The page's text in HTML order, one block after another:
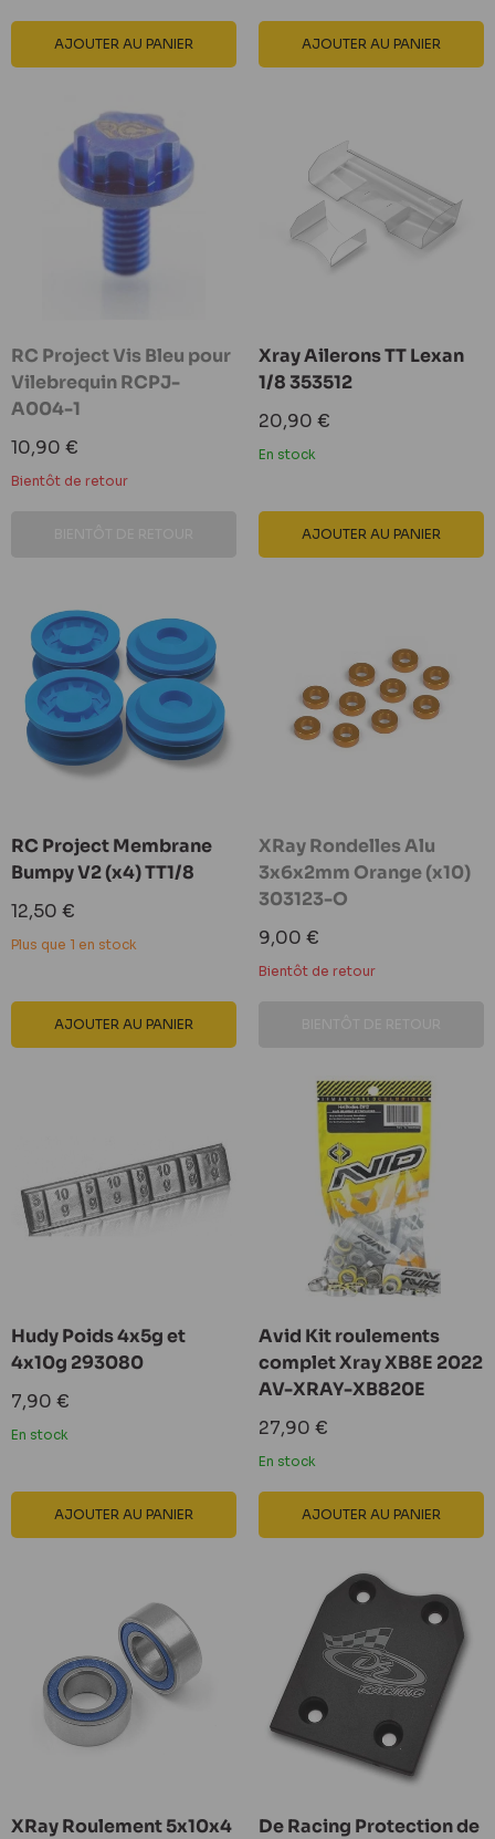
AJOUTER AU PANIER AJOUTER AU PANIER
RC Project Vis Bleu pour
Vilebrequin RCPJ-
A004-1
Prix
réduit
10,90 €
Bientôt de retour
Xray Ailerons TT Lexan
1/8 353512
Prix
réduit
20,90 €
En stock
AJOUTER AU PANIER
RC Project Membrane
Bumpy V2 (x4) TT1/8
Prix
réduit
12,50 €
Plus que 1 en stock
AJOUTER AU PANIER
XRay Rondelles Alu
3x6x2mm Orange (x10)
303123-O
Prix
réduit
9,00 €
Bientôt de retour
Hudy Poids 4x5g et
4x10g 293080
Prix
réduit
7,90 €
En stock
AJOUTER AU PANIER
Avid Kit roulements
complet Xray XB8E 2022
AV-XRAY-XB820E
Prix
réduit
27,90 €
En stock
AJOUTER AU PANIER
XRay Roulement 5x10x4
De Racing Protection de